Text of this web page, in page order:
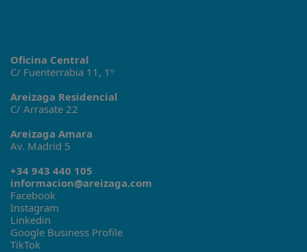
Oficina Central
C/ Fuenterrabia 11, 1º
Areizaga Residencial
C/ Arrasate 22
Areizaga Amara
Av. Madrid 5
+34 943 440 105
informacion@areizaga.com
Facebook
Instagram
Linkedin
Google Business Profile
TikTok